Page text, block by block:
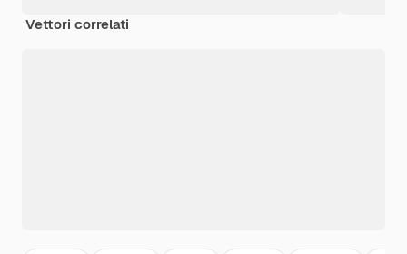
Vettori correlati